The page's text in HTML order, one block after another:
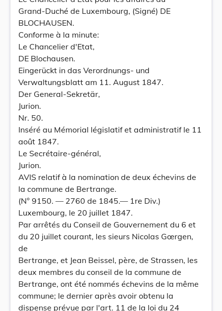
Grand-Duché de Luxembourg, (Signé) DE
BLOCHAUSEN.
Conforme à la minute:
Le Chancelier d'Etat,
DE Blochausen.
Eingerückt in das Verordnungs- und
Verwaltungsblatt am 11. August 1847.
Der General-Sekretär,
Jurion.
Nr. 50.
Inséré au Mémorial législatif et administratif le 11
août 1847.
Le Secrétaire-général,
Jurion.
AVIS relatif à la nomination de deux échevins de
la commune de Bertrange.
(N° 9150. — 2760 de 1845.— 1re Div.)
Luxembourg, le 20 juillet 1847.
Par arrêtés du Conseil de Gouvernement du 6 et
du 20 juillet courant, les sieurs Nicolas Gœrgen,
de
Bertrange, et Jean Beissel, père, de Strassen, les
deux membres du conseil de la commune de
Bertrange, ont été nommés échevins de la même
commune; le dernier après avoir obtenu la
dispense prévue par l'art. 11 de la loi du 24